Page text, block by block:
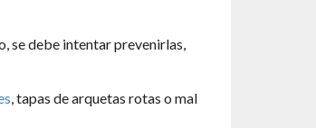
se debe intentar prevenirlas,
, tapas de arquetas rotas o mal